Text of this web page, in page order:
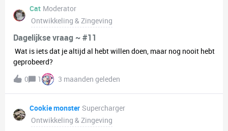
Cat Moderator
Ontwikkeling & Zingeving
Dagelijkse vraag ~ #11
Wat is iets dat je altijd al hebt willen doen, maar nog nooit hebt
geprobeerd?
0
1 3 maanden geleden
Cookie monster Supercharger
Ontwikkeling & Zingeving